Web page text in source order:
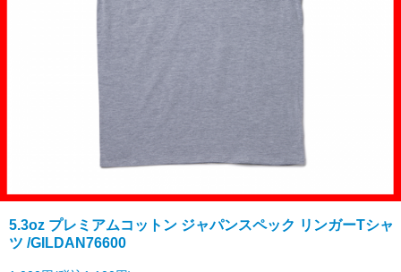
5.3oz プレミアムコットン ジャパンスペック リンガーTシャ
ツ /GILDAN76600